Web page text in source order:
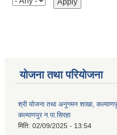
योजना तथा परियोजना
श्री योजना तथा अनुगमन शाखा,
कल्याणपुर न.पा.सिरहा
मिति: 02/09/2025 - 13:54